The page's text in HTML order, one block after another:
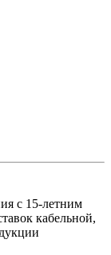
с 15-летним
кабельной,